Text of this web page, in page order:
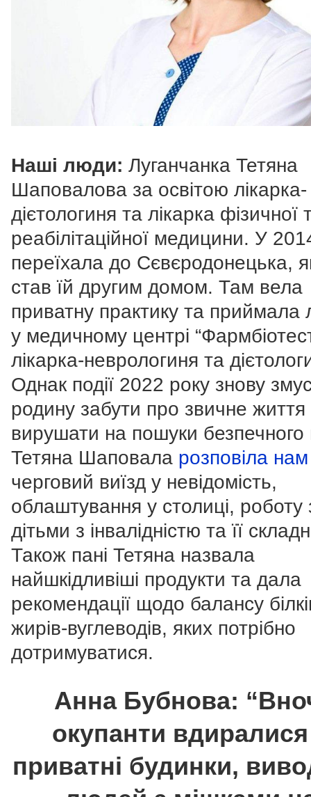
Наші люди: Луганчанка Тетяна
Шаповалова за освітою лікарка-
дієтологиня та лікарка фізичної
реабілітаційної медицини. У
переїхала до Сєвєродонецька,
став їй другим домом. Там вела
приватну практику та приймала
у медичному центрі
лікарка-неврологиня та
Однак події 2022 року знову
родину забути про звичне життя
вирушати на пошуки безпечного
Тетяна Шаповала розповіла нам
черговий виїзд у невідомість,
облаштування у столиці, роботу
дітьми з інвалідністю та її
Також пані Тетяна назвала
найшкідливіші продукти та дала
рекомендації щодо балансу
жирів-вуглеводів, яких потрібно
дотримуватися.
Анна Бубнова:
окупанти
приватні будинки,